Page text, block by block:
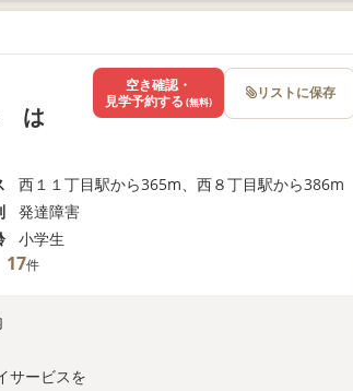
は
西１１丁目駅から365m、西８丁目駅から386m
発達障害
小学生
17件
サービスを
空き確認・
見学予約する (無料) リストに保存